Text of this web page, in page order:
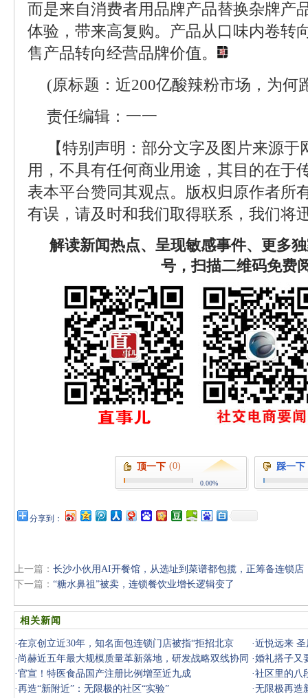
而是来自消费者用品牌产品替换杂牌产
体验，带来高复购。产品从口味内卷转
售产品转向经营品牌价值。
(原标题：近200亿酸辣粉市场，为何
责任编辑：一一
【特别声明：部分文字及图片来源
用，不具有任何商业用途，其目的在于
表本平台赞同其观点。版权归原作者所
有误，请及时和我们取得联系，我们将
解读新闻热点、呈现敏感事件、更多
号，扫描二维码免费
顶一下 (0)
0.00%
踩一下
分享到：
上一篇： 长沙小伙用AI开餐馆，从选址到菜谱都包揽，正筹备连锁店
下一篇： “糖水鼻祖”被卖，连锁餐饮业增长逻辑变了
相关新闻
·在京创立近30年，知名面包连锁门店被指“拒招北京
人”？
·近悦远来 圣
· 尚赫近五年最大规模质量革新落地，研发战略双线协同
发力
·婚礼搭子又
立5年以上
·官宣！特医食品国产注册比例增至近九成 ·社区里的八
·再造“新附近”：无限极的社区“实验” ·无限极再造